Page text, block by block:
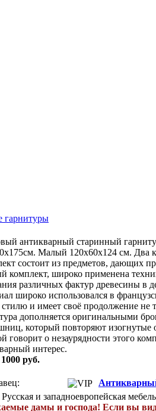
гарнитуры
антикварный старинный
Малый 120х60х124 см. Два
состоит из предметов, дающих
комплект, широко применена
различных фактур древесины в
широко использовался в
и имеет своё продолжение не
дополняется оригинальными
который повторяют изогнутые
говорит о незаурядности этого
интерес.
1000 руб.
Русская и западноевропейская
дамы и господа! Если вы